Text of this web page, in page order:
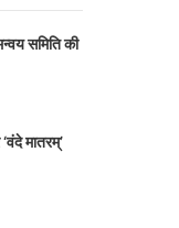
समिति की
मातरम्’